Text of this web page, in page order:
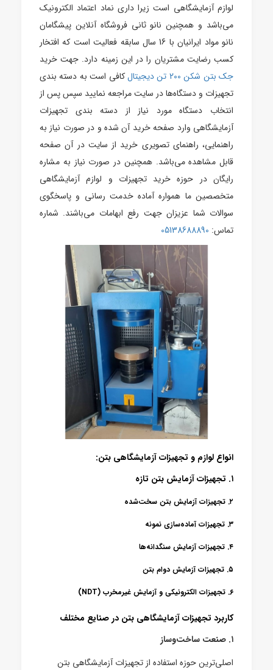
لوازم آزمایشگاهی است زیرا داری نماد اعتماد الکترونیک
می‌باشد و همچنین نانو ثانی فروشگاه آنلاین پیشگامان
نانو مواد ایرانیان با 16 سال سابقه فعالیت است که افتخار
کسب رضایت مشتریان را در این زمینه دارد. جهت خرید
جک بتن شکن 200 تن دیجیتال
کافی است به دسته بندی
تجهیزات و دستگاه‌ها در سایت مراجعه نمایید سپس پس از
انتخاب دستگاه مورد نیاز از دسته بندی تجهیزات
آزمایشگاهی وارد صفحه خرید آن شده و در صورت نیاز به
راهنمایی، راهنمای تصویری خرید از سایت در آن صفحه
قابل مشاهده می‌باشد. همچنین در صورت نیاز به مشاره
رایگان در حوزه خرید تجهیزات و لوازم آزمایشگاهی
متخصصین ما همواره آماده خدمت رسانی و پاسخگوی
سوالات شما عزیزان جهت رفع ابهامات می‌باشند. شماره
تماس: 05138688890
انواع لوازم و تجهیزات آزمایشگاهی بتن:
۱. تجهیزات آزمایش بتن تازه
۲. تجهیزات آزمایش بتن سخت‌شده
۳. تجهیزات آماده‌سازی نمونه
۴. تجهیزات آزمایش سنگدانه‌ها
۵. تجهیزات آزمایش دوام بتن
۶. تجهیزات الکترونیکی و آزمایش غیرمخرب (NDT)
کاربرد تجهیزات آزمایشگاهی بتن در صنایع مختلف
۱. صنعت ساخت‌وساز
اصلی‌ترین حوزه استفاده از تجهیزات آزمایشگاهی بتن